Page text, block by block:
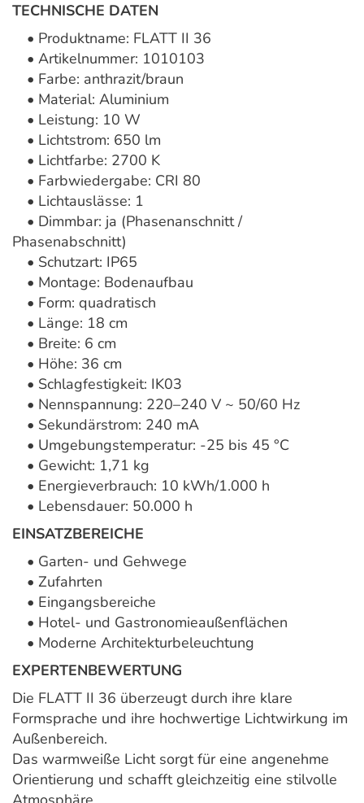
TECHNISCHE DATEN
• Produktname: FLATT II 36
• Artikelnummer: 1010103
• Farbe: anthrazit/braun
• Material: Aluminium
• Leistung: 10 W
• Lichtstrom: 650 lm
• Lichtfarbe: 2700 K
• Farbwiedergabe: CRI 80
• Lichtauslässe: 1
• Dimmbar: ja (Phasenanschnitt /
Phasenabschnitt)
• Schutzart: IP65
• Montage: Bodenaufbau
• Form: quadratisch
• Länge: 18 cm
• Breite: 6 cm
• Höhe: 36 cm
• Schlagfestigkeit: IK03
• Nennspannung: 220–240 V ~ 50/60 Hz
• Sekundärstrom: 240 mA
• Umgebungstemperatur: -25 bis 45 °C
• Gewicht: 1,71 kg
• Energieverbrauch: 10 kWh/1.000 h
• Lebensdauer: 50.000 h
EINSATZBEREICHE
• Garten- und Gehwege
• Zufahrten
• Eingangsbereiche
• Hotel- und Gastronomieaußenflächen
• Moderne Architekturbeleuchtung
EXPERTENBEWERTUNG
Die FLATT II 36 überzeugt durch ihre klare
Formsprache und ihre hochwertige Lichtwirkung im
Außenbereich.
Das warmweiße Licht sorgt für eine angenehme
Orientierung und schafft gleichzeitig eine stilvolle